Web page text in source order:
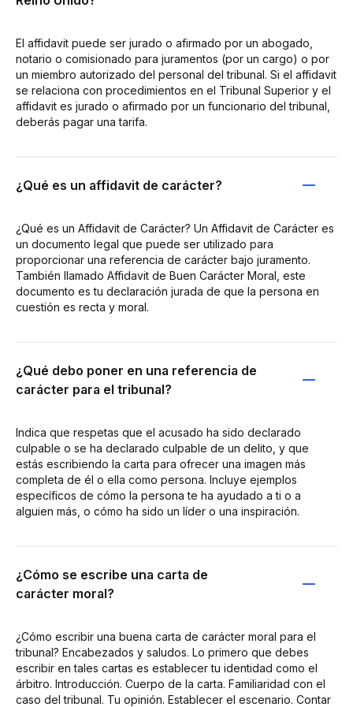
El affidavit puede ser jurado o afirmado por un abogado,
notario o comisionado para juramentos (por un cargo) o por
un miembro autorizado del personal del tribunal. Si el affidavit
se relaciona con procedimientos en el Tribunal Superior y el
affidavit es jurado o afirmado por un funcionario del tribunal,
deberás pagar una tarifa.
¿Qué es un affidavit de carácter?
¿Qué es un Affidavit de Carácter? Un Affidavit de Carácter es
un documento legal que puede ser utilizado para
proporcionar una referencia de carácter bajo juramento.
También llamado Affidavit de Buen Carácter Moral, este
documento es tu declaración jurada de que la persona en
cuestión es recta y moral.
¿Qué debo poner en una referencia de
carácter para el tribunal?
Indica que respetas que el acusado ha sido declarado
culpable o se ha declarado culpable de un delito, y que
estás escribiendo la carta para ofrecer una imagen más
completa de él o ella como persona. Incluye ejemplos
específicos de cómo la persona te ha ayudado a ti o a
alguien más, o cómo ha sido un líder o una inspiración.
¿Cómo se escribe una carta de
carácter moral?
¿Cómo escribir una buena carta de carácter moral para el
tribunal? Encabezados y saludos. Lo primero que debes
escribir en tales cartas es establecer tu identidad como el
árbitro. Introducción. Cuerpo de la carta. Familiaridad con el
caso del tribunal. Tu opinión. Establecer el escenario. Contar